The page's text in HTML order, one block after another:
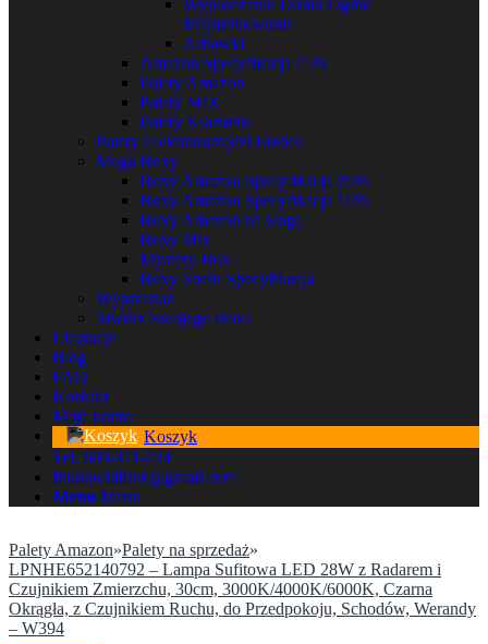
Wyposażenie Domu Ogród
Majsterkowanie
Zabawki
Amazon Specyfikacja 15%
Palety Amazon
Palety MIX
Palety Klarstein
Palety Elektronarzędzi Einhell
Mega Boxy
Boxy Amazon Specyfikacja 25%
Boxy Amazon Specyfikacja 15%
Boxy Amazon na wagę
Boxy Mix
Mystery Box
Boxy Shein Specyfikacja
Wyprzedaż
Stwórz Swojego Boxa
Licytacje
Blog
FAQ
Kontakt
Moje konto
Koszyk
Tel. 609-311-734
fhudawidfilek@gmail.com
Menu Menu
Palety Amazon»Palety na sprzedaż»
LPNHE652140792 – Lampa Sufitowa LED 28W z Radarem i
Czujnikiem Zmierzchu, 30cm, 3000K/4000K/6000K, Czarna
Okrągła, z Czujnikiem Ruchu, do Przedpokoju, Schodów, Werandy
– W394